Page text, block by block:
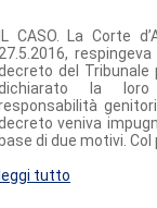
IL CASO. La Corte
27.5.2016,
del Tribunale
la loro
veniva
base di due motivi. Col
leggi tutto